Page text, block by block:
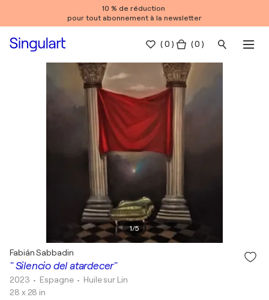
10 % de réduction
pour tout abonnement à la newsletter
(0 ) ( 0 )
1/5
" Silencio del atardecer"
Fabián Sabbadin
2023 • Espagne • Huile sur Lin
28 x 28 in